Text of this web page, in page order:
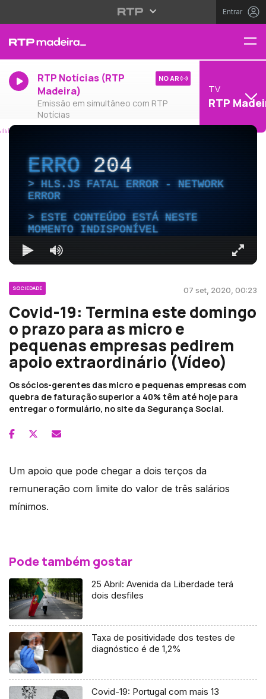
Entrar
RTP Notícias (RTP
Madeira)
Emissão em simultâneo com RTP
Notícias
NO AR
TV
RTP
ERRO204
HLS.JS FATAL ERROR - NETWORK
ERROR
ESTE CONTEÚDO ESTÁ NESTE
MOMENTO INDISPONÍVEL
SOCIEDADE 07 set, 2020, 00:23
Covid-19: Termina este domingo
o prazo para as micro e
pequenas empresas pedirem
apoio extraordinário (Vídeo)
Os sócios-gerentes das micro e pequenas empresas com
quebra de faturação superior a 40% têm até hoje para
entregar o formulário, no site da Segurança Social.
Um apoio que pode chegar a dois terços da
remuneração com limite do valor de três salários
mínimos.
Pode também gostar
25 Abril: Avenida da Liberdade terá
dois desfiles
Taxa de positividade dos testes de
diagnóstico é de 1,2%
Covid-19: Portugal com mais 13